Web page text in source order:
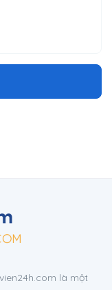
là một